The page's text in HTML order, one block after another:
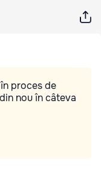
proces de
nou în câteva